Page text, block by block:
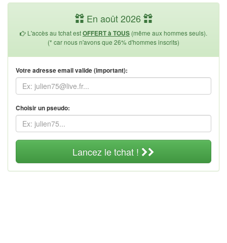
En août 2026
L'accès au tchat estOFFERT à TOUS (même aux hommes seuls).
(* car nous n'avons que 26% d'hommes inscrits)
Votre adresse email valide (important):
Choisir un pseudo:
Lancez le tchat !